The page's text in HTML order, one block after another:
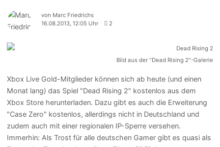
von Marc Friedrichs
16.08.2013, 12:05 Uhr
2
Bild aus der "Dead Rising 2"-Galerie
Xbox Live Gold-Mitglieder können sich ab heute (und einen
Monat lang) das Spiel "Dead Rising 2" kostenlos aus dem
Xbox Store herunterladen. Dazu gibt es auch die Erweiterung
"Case Zero" kostenlos, allerdings nicht in Deutschland und
zudem auch mit einer regionalen IP-Sperre versehen.
Immerhin: Als Trost für alle deutschen Gamer gibt es quasi als